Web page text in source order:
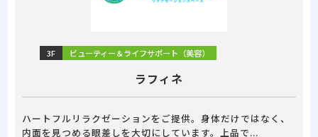
3F ビューティー＆ライフサポート（美容）
ラフィネ
ハートフルリラクゼーションをご提供。身体だけではなく、
内面を見つめる眼差しを大切にしています。上品で...